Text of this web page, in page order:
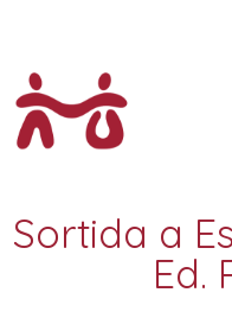
Sortida a
Ed.